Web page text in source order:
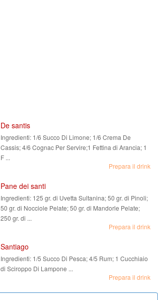
De santis
Ingredienti: 1/6 Succo Di Limone; 1/6 Crema De
Cassis; 4/6 Cognac Per Servire;1 Fettina di Arancia; 1
F ...
Prepara il drink
Pane dei santi
Ingredienti: 125 gr. di Uvetta Sultanina; 50 gr. di Pinoli;
50 gr. di Nocciole Pelate; 50 gr. di Mandorle Pelate;
250 gr. di ...
Prepara il drink
Santiago
Ingredienti: 1/5 Succo Di Pesca; 4/5 Rum; 1 Cucchiaio
di Sciroppo Di Lampone ...
Prepara il drink